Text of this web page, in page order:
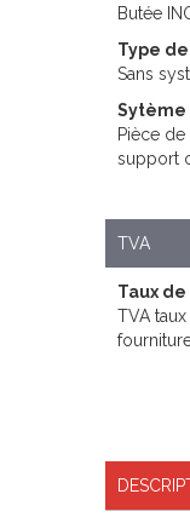
Butée
Type
Sans
Pièce
support
TVA
Taux de
TVA